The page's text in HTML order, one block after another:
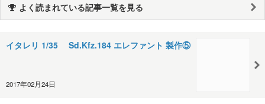
よく読まれている記事一覧を見る
イタレリ 1/35 Sd.Kfz.184 エレファント 製作⑤
2017年02月24日